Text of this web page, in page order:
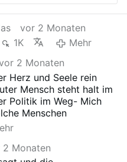
bis 40 Prozent
genannt. Das
weist diese Zahl
aus der
Debatte ein Streit
Loyalität und
WELT, Berliner
Gott wir bitten um
mögen
vor 2 Monaten
1K
Mehr
2 Monaten
Herz und Seele rein
Mensch steht halt im
Politik im Weg- Mich
Menschen
Monaten